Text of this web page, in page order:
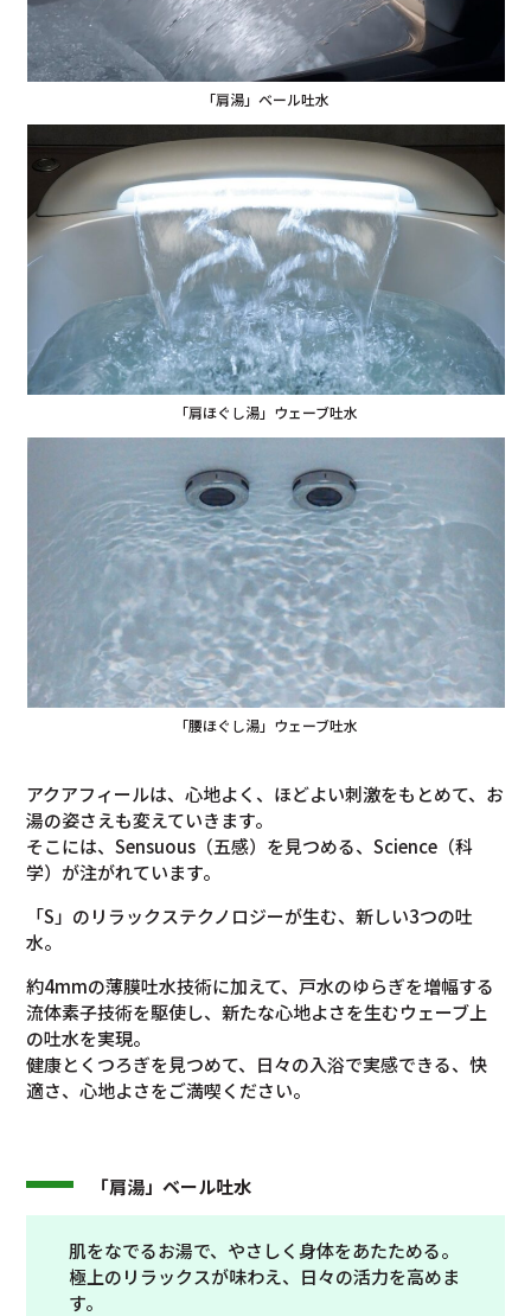
「肩湯」ベール吐水
「肩ほぐし湯」ウェーブ吐水
「腰ほぐし湯」ウェーブ吐水
アクアフィールは、心地よく、ほどよい刺激をもとめて、お
湯の姿さえも変えていきます。
そこには、Sensuous（五感）を見つめる、Science（科
学）が注がれています。
「S」のリラックステクノロジーが生む、新しい3つの吐
水。
約4mmの薄膜吐水技術に加えて、戸水のゆらぎを増幅する
流体素子技術を駆使し、新たな心地よさを生むウェーブ上
の吐水を実現。
健康とくつろぎを見つめて、日々の入浴で実感できる、快
適さ、心地よさをご満喫ください。
「肩湯」ベール吐水
肌をなでるお湯で、やさしく身体をあたためる。
極上のリラックスが味わえ、日々の活力を高めま
す。